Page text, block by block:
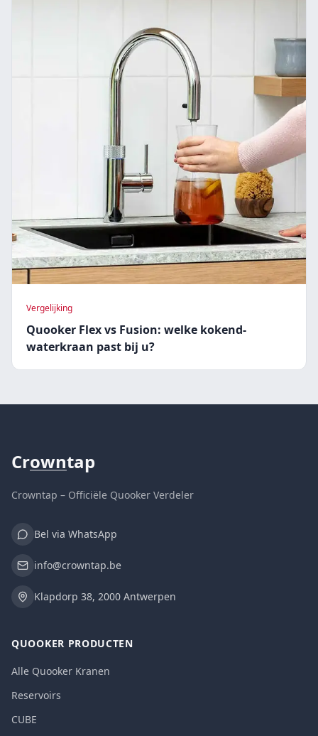
Vergelijking
Quooker Flex vs Fusion: welke kokend-
waterkraan past bij u?
Crowntap
Crowntap – Officiële Quooker Verdeler
Bel via WhatsApp
info@crowntap.be
Klapdorp 38, 2000 Antwerpen
QUOOKER PRODUCTEN
Alle Quooker Kranen
Reservoirs
CUBE